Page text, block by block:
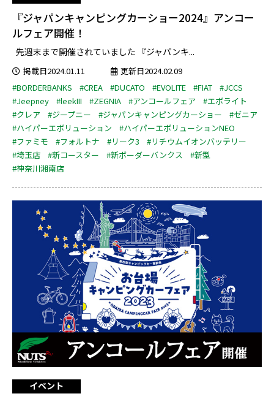
『ジャパンキャンピングカーショー2024』アンコー
ルフェア開催！
先週末まで開催されていました 『ジャパンキ...
掲載日2024.01.11
更新日2024.02.09
#BORDERBANKS
#CREA #DUCATO #EVOLITE #FIAT
#JCCS
#Jeepney
#leekIII #ZEGNIA #アンコールフェア
#エボライト
#クレア
#ジープニー #ジャパンキャンピングカーショー
#ゼニア
#ハイパーエボリューション
#ハイパーエボリューションNEO
#ファミモ
#フォルトナ #リーク3
#リチウムイオンバッテリー
#埼玉店
#新コースター #新ボーダーバンクス
#新型
#神奈川湘南店
イベント